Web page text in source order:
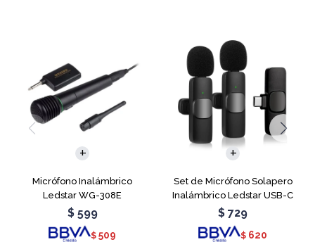
Micrófono Inalámbrico
Ledstar WG-308E
$ 599
$ 509
Set de Micrófono Solapero
Inalámbrico Ledstar USB-C
$ 729
$ 620